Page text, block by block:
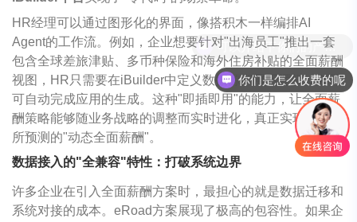
HR经理可以通过图形化的界面，像搭积木一样编排AI
Agent的工作流。例如，企业想要针对"出海员工"推出一套
包含全球差旅津贴、多币种保险和海外住房补贴的全面薪酬
视图，HR只需要在iBuilder中定义数据源和展示逻辑，AI即
可自动完成应用的生成。这种"即插即用"的能力，让全面薪
酬策略能够随业务战略的调整而实时进化，真正实现了Aon
所预测的"动态全面薪酬"。
数据接入的"全兼容"特性：打破系统边界
许多企业在引入全面薪酬方案时，最担心的就是数据迁移和
系统对接的成本。eRoad方案展现了极高的包容性。如果企
你们是怎么收费的呢